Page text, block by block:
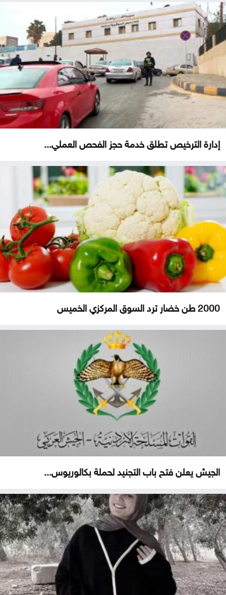
إدارة الترخيص تطلق خدمة حجز الفحص العملي...
2000 طن خضار ترد السوق المركزي الخميس
الجيش يعلن فتح باب التجنيد لحملة بكالوريوس...